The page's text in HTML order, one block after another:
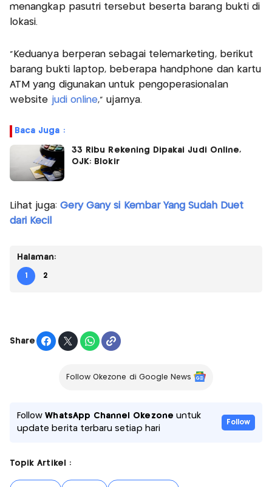
menangkap pasutri tersebut beserta barang bukti di
lokasi.
"Keduanya berperan sebagai telemarketing, berikut
barang bukti laptop, beberapa handphone dan kartu
ATM yang digunakan untuk pengoperasionalan
website judi online," ujarnya.
Baca Juga :
33 Ribu Rekening Dipakai Judi Online,
OJK: Blokir
Lihat juga: Gery Gany si Kembar Yang Sudah Duet
dari Kecil
Halaman:
1 2
Share
Follow Okezone di Google News
FollowWhatsApp Channel Okezone untuk
update berita terbaru setiap hari
Follow
Topik Artikel :